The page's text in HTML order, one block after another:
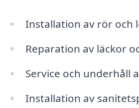
Installation av rör och
Reparation av läckor
Service och underhåll
Installation av